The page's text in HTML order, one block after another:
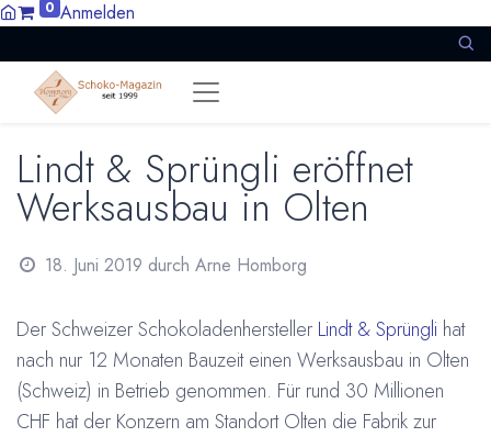
0 Anmelden
Lindt & Sprüngli eröffnet
Werksausbau in Olten
18. Juni 2019 durch Arne Homborg
Der Schweizer Schokoladenhersteller Lindt & Sprüngli hat
nach nur 12 Monaten Bauzeit einen Werksausbau in Olten
(Schweiz) in Betrieb genommen. Für rund 30 Millionen
CHF hat der Konzern am Standort Olten die Fabrik zur